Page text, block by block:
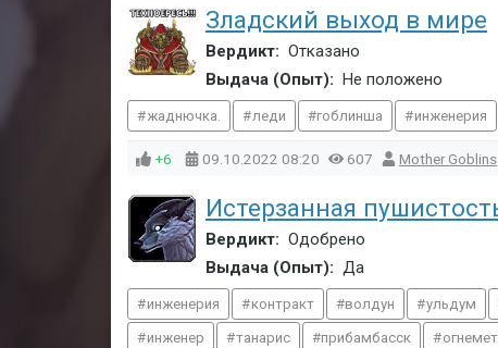
Зладский выход в мире
Вердикт: Отказано
Выдача (Опыт): Не положено
жаднючка. леди гоблинша инженерия
+6 09.10.2022 08:20 607 Mother Goblins
Истерзанная
Вердикт: Одобрено
Выдача (Опыт): Да
инженерия контракт волдун ульдум
инженер танарис прибамбасск